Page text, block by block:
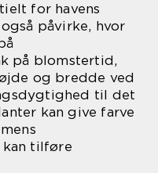
for havens
påvirke, hvor
på blomstertid,
og bredde ved
til det
kan give farve
tilføre